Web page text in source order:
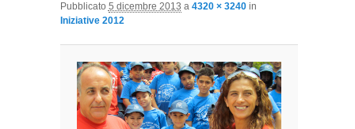
Pubblicato 5 dicembre 2013 a 4320 × 3240in
Iniziative 2012